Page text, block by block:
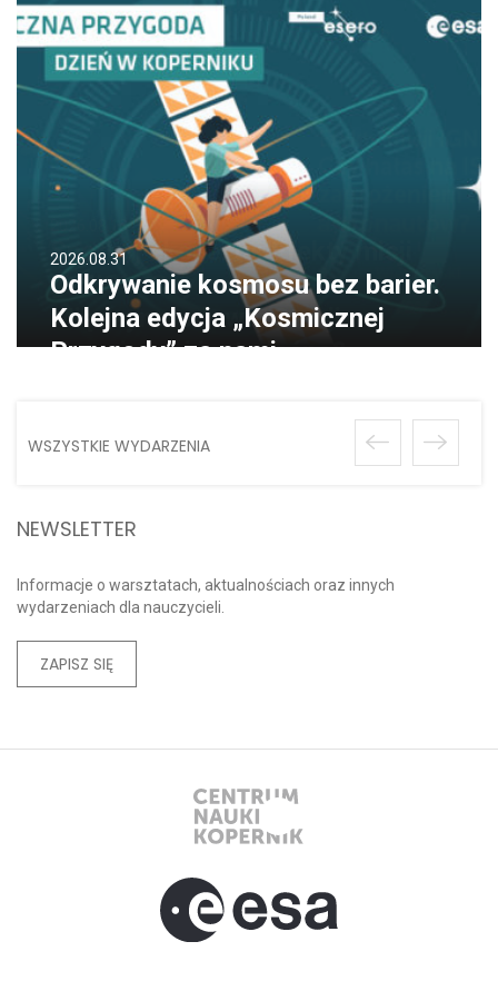
2026.08.31
Odkrywanie kosmosu bez barier.
Kolejna edycja „Kosmicznej
Przygody” za nami
WSZYSTKIE WYDARZENIA
NEWSLETTER
Informacje o warsztatach, aktualnościach oraz innych
wydarzeniach dla nauczycieli.
ZAPISZ SIĘ